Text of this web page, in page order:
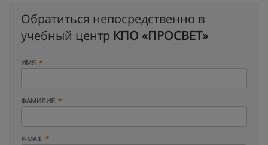
Обратиться непосредственно в
учебный центр КПО «ПРОСВЕТ»
ИМЯ
ФАМИЛИЯ
E-MAIL